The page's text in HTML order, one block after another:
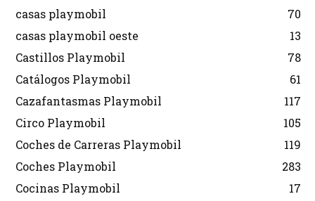
casas playmobil
70
casas playmobil oeste
13
Castillos Playmobil
78
Catálogos Playmobil
61
Cazafantasmas Playmobil
117
Circo Playmobil
105
Coches de Carreras Playmobil
119
Coches Playmobil
283
Cocinas Playmobil
17